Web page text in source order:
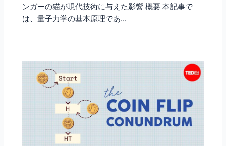
ンガーの猫が現代技術に与えた影響 概要 本記事で
は、量子力学の基本原理であ…